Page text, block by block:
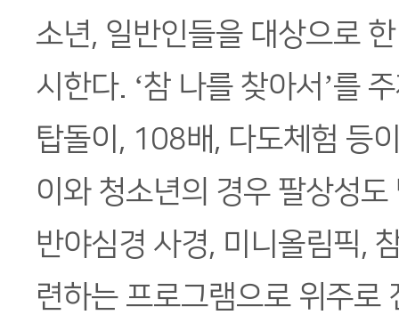
소년, 일반인들을 대상으로
시한다. ‘참 나를 찾아서’를
탑돌이, 108배, 다도체험 등
이와 청소년의 경우 팔상성
반야심경 사경, 미니올림픽,
련하는 프로그램으로 위주로